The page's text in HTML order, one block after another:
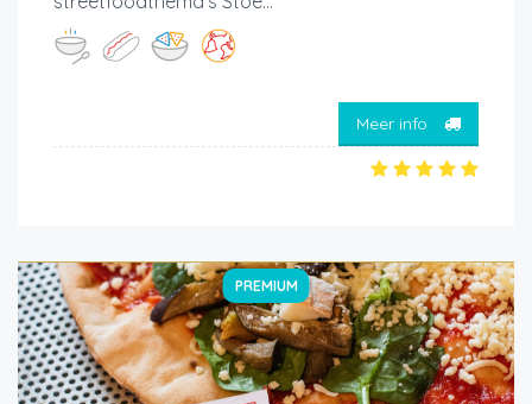
Meer info
PREMIUM